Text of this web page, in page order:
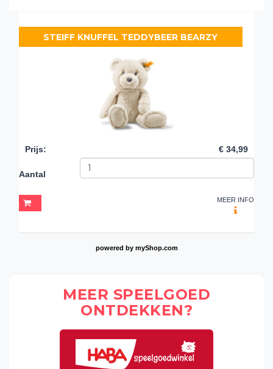
STEIFF KNUFFEL TEDDYBEER BEARZY
Prijs: € 34,99
Aantal
MEER INFO
powered by myShop.com
MEER SPEELGOED
ONTDEKKEN?